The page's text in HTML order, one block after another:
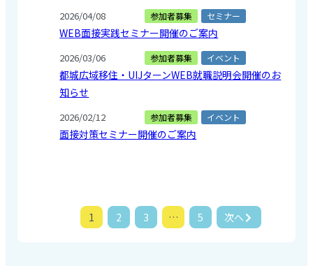
2026/04/08 参加者募集 セミナー
WEB面接実践セミナー開催のご案内
2026/03/06 参加者募集 イベント
都城広域移住・UIJターンWEB就職説明会開催のお
知らせ
2026/02/12 参加者募集 イベント
面接対策セミナー開催のご案内
1 2 3 … 5 次へ